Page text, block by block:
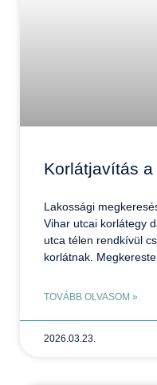
Korlátjavítás
Lakossági
Vihar utcai korlátegy
utca télen rendkívül
korlátnak.
TOVÁBB OLVASOM »
2026.03.23.